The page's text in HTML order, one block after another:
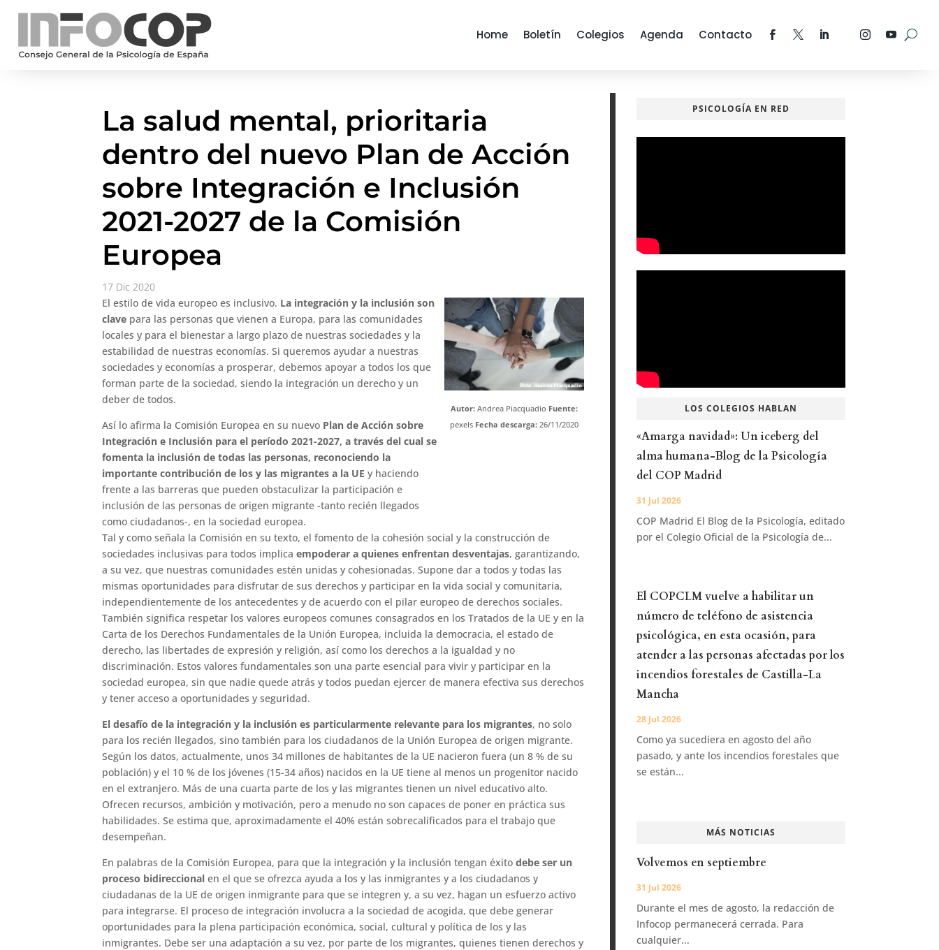
Home Boletín Colegios Agenda Contacto
La salud mental, prioritaria
dentro del nuevo Plan de Acción
sobre Integración e Inclusión
2021-2027 de la Comisión
Europea
17 Dic 2020
El estilo de vida europeo es inclusivo. La integración y la inclusión son
clave para las personas que vienen a Europa, para las comunidades
locales y para el bienestar a largo plazo de nuestras sociedades y la
estabilidad de nuestras economías. Si queremos ayudar a nuestras
sociedades y economías a prosperar, debemos apoyar a todos los que
forman parte de la sociedad, siendo la integración un derecho y un
deber de todos.
Así lo afirma la Comisión Europea en su nuevo Plan de Acción sobre
Integración e Inclusión para el período 2021-2027, a través del cual se
fomenta la inclusión de todas las personas, reconociendo la
importante contribución de los y las migrantes a la UE y haciendo
frente a las barreras que pueden obstaculizar la participación e
inclusión de las personas de origen migrante -tanto recién llegados
como ciudadanos-, en la sociedad europea.
Autor: Andrea Piacquadio Fuente:
pexels Fecha descarga: 26/11/2020
Tal y como señala la Comisión en su texto, el fomento de la cohesión social y la construcción de
sociedades inclusivas para todos implicaempoderar a quienes enfrentan desventajas, garantizando,
a su vez, que nuestras comunidades estén unidas y cohesionadas. Supone dar a todos y todas las
mismas oportunidades para disfrutar de sus derechos y participar en la vida social y comunitaria,
independientemente de los antecedentes y de acuerdo con el pilar europeo de derechos sociales.
También significa respetar los valores europeos comunes consagrados en los Tratados de la UE y en la
Carta de los Derechos Fundamentales de la Unión Europea, incluida la democracia, el estado de
derecho, las libertades de expresión y religión, así como los derechos a la igualdad y no
discriminación. Estos valores fundamentales son una parte esencial para vivir y participar en la
sociedad europea, sin que nadie quede atrás y todos puedan ejercer de manera efectiva sus derechos
y tener acceso a oportunidades y seguridad.
El desafío de la integración y la inclusión es particularmente relevante para los migrantes, no solo
para los recién llegados, sino también para los ciudadanos de la Unión Europea de origen migrante.
Según los datos, actualmente, unos 34 millones de habitantes de la UE nacieron fuera (un 8 % de su
población) y el 10 % de los jóvenes (15-34 años) nacidos en la UE tiene al menos un progenitor nacido
en el extranjero. Más de una cuarta parte de los y las migrantes tienen un nivel educativo alto.
Ofrecen recursos, ambición y motivación, pero a menudo no son capaces de poner en práctica sus
habilidades. Se estima que, aproximadamente el 40% están sobrecalificados para el trabajo que
desempeñan.
En palabras de la Comisión Europea, para que la integración y la inclusión tengan éxitodebe ser un
proceso bidireccionalen el que se ofrezca ayuda a los y las inmigrantes y a los ciudadanos y
ciudadanas de la UE de origen inmigrante para que se integren y, a su vez, hagan un esfuerzo activo
para integrarse. El proceso de integración involucra a la sociedad de acogida, que debe generar
oportunidades para la plena participación económica, social, cultural y política de los y las
inmigrantes. Debe ser una adaptación a su vez, por parte de los migrantes, quienes tienen derechos y
PSICOLOGÍA EN RED
LOS COLEGIOS HABLAN
«Amarga navidad»: Un iceberg del
alma humana-Blog de la Psicología
del COP Madrid
31 Jul 2026
COP Madrid El Blog de la Psicología, editado
por el Colegio Oficial de la Psicología de...
El COPCLM vuelve a habilitar un
número de teléfono de asistencia
psicológica, en esta ocasión, para
atender a las personas afectadas por los
incendios forestales de Castilla-La
Mancha
28 Jul 2026
Como ya sucediera en agosto del año
pasado, y ante los incendios forestales que
se están...
MÁS NOTICIAS
Volvemos en septiembre
31 Jul 2026
Durante el mes de agosto, la redacción de
Infocop permanecerá cerrada. Para
cualquier...